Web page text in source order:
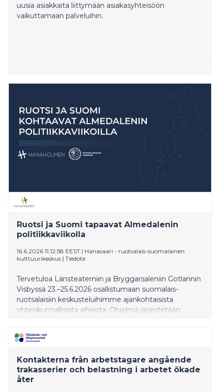
uusia asiakkaita liittymään asiakasyhteisöön
vaikuttamaan palveluihin.
Ruotsi ja Suomi tapaavat Almedalenin
politiikkaviikolla
16.6.2026 11:12:58 EEST | Hanasaari - ruotsalais-suomalainen
kulttuurikeskus | Tiedote
Tervetuloa Länsteaterniin ja Bryggarsaleniin Gotlannin
Visbyssä 23.–25.6.2026 osallistumaan suomalais-
ruotsalaisiin keskusteluihimme ajankohtaisista
yhteiskunnallisista aiheista. Ohjelma järjestetään
Kontakterna från arbetstagare angående
trakasserier och belastning i arbetet ökade
åter